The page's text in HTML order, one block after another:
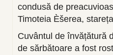
condusă de
Timoteia Èšerea,
Cuvântul de învățătură
de sărbătoare a fost